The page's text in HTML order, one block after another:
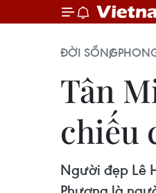
ĐỜI SỐNG
Tân
chiếu
Người đẹp Lê